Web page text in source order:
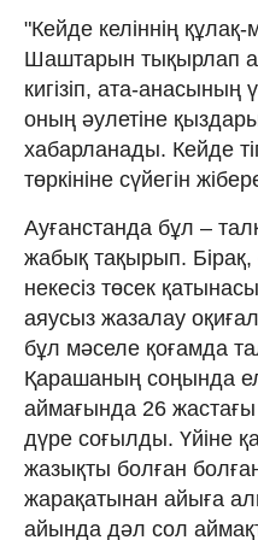
"Кейде келіннің
Шаштарын тықырлап
кигізіп, ата-анасының
оның әулетіне
хабарланады. Кейде
төркініне сүйегін
Ауғанстанда бұл –
жабық тақырып.
некесіз төсек
аяусыз жазалау
бұл мәселе қоғамда
Қарашаның соңында
аймағында 26
дүре соғылды. Үйіне
жазықты болған
жарақатынан айыға
айында дәл сол